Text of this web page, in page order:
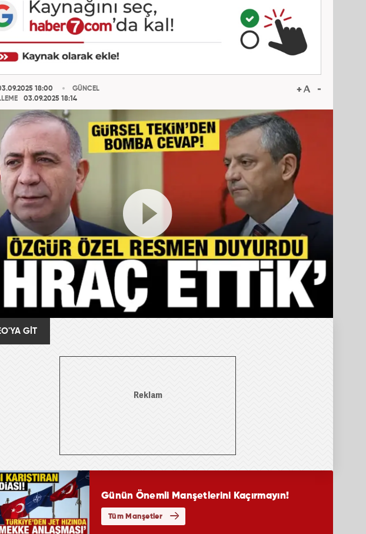
18:00
03.09.2025 18:14
GÜNCEL
GİT